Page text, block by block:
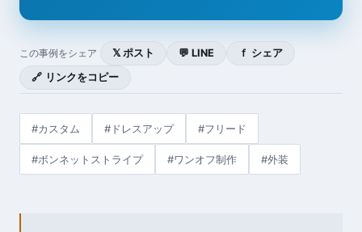
この事例をシェア 𝕏 ポスト 💬 LINE
ｆ シェア
🔗 リンクをコピー
#カスタム #ドレスアップ #フリード
#ボンネットストライプ #ワンオフ制作 #外装